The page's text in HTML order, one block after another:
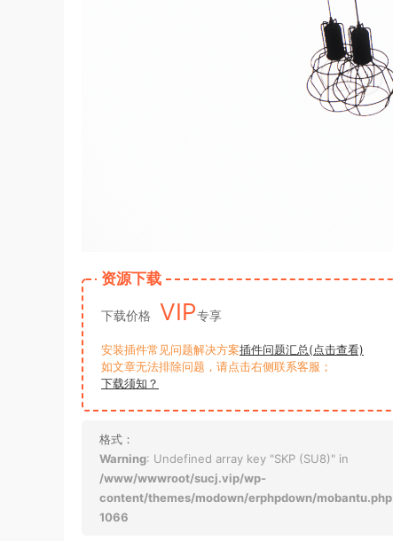
资源下载
下载价格 VIP专享
安装插件常见问题解决方案插件问题汇总(点击查看)
如文章无法排除问题，请点击右侧联系客服；
下载须知？
格式：
Warning: Undefined array key "SKP (SU8)" in
/www/wwwroot/sucj.vip/wp-
content/themes/modown/erphpdown/mobantu.php
1066